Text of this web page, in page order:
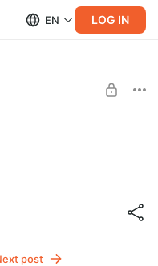
EN LOG IN
на 2019-
post